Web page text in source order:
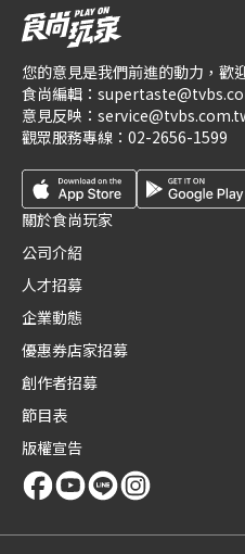
您的意見是我們前進的動力，歡
食尚編輯：
意見反映：
觀眾服務專線： 02-2656-1599
關於食尚玩家
公司介紹
人才招募
企業動態
優惠券店家招募
創作者招募
節目表
版權宣告